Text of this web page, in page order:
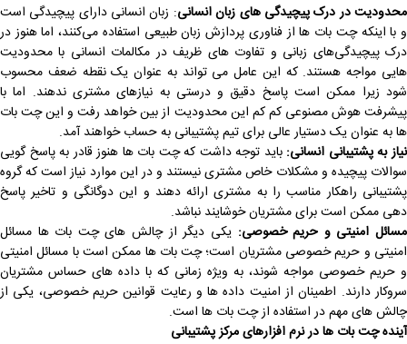
محدودیت در درک پیچیدگی ‌های زبان انسانی: زبان انسانی دارای پیچیدگی است
و با اینکه چت بات ‌ها از فناوری پردازش زبان طبیعی استفاده می‌کنند، اما هنوز در
درک پیچیدگی‌های زبانی و تفاوت ‌های ظریف در مکالمات انسانی با محدودیت
‌هایی مواجه هستند. که این عامل می تواند به عنوان یک نقطه ضعف محسوب
شود زیرا ممکن است پاسخ دقیق و درستی به نیازهای مشتری ندهند. اما با
پیشرفت هوش مصنوعی کم کم این محدودیت از بین خواهد رفت و این چت بات
ها به عنوان یک دستیار عالی برای تیم پشتیبانی به حساب خواهند آمد.
نیاز به پشتیبانی انسانی: باید توجه داشت که چت بات ها هنوز قادر به پاسخ گویی
سوالات پیچیده و مشکلات خاص مشتری نیستند و در این موارد نیاز است که گروه
پشتیبانی راهکار مناسب را به مشتری ارائه دهند و این دوگانگی و تاخیر پاسخ
دهی ممکن است برای مشتریان خوشایند نباشد.
مسائل امنیتی و حریم خصوصی: یکی دیگر از چالش های چت بات ها مسائل
امنیتی و حریم خصوصی مشتریان است؛ چت بات ‌ها ممکن است با مسائل امنیتی
و حریم خصوصی مواجه شوند، به ویژه زمانی که با داده ‌های حساس مشتریان
سروکار دارند. اطمینان از امنیت داده‌ ها و رعایت قوانین حریم خصوصی، یکی از
چالش ‌های مهم در استفاده از چت بات ‌ها است.
آینده چت بات‌ ها در نرم‌ افزارهای مرکز پشتیبانی